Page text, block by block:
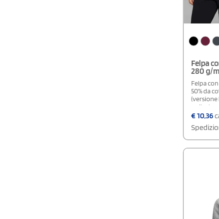
Felpa
280 g/
Felpa
50% da
(versione
con
fettuccia
polsini a
collo). È
TEX®
€10,36